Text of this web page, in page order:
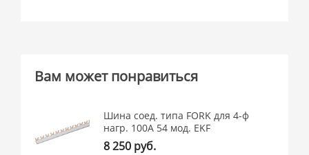
Вам может понравиться
Шина соед. типа FORK для 4-ф
нагр. 100А 54 мод. EKF
8 250 руб.